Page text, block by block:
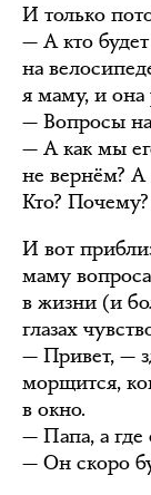
И только
— А кто
на
я маму, и она
— Вопросы
— А как мы
не вернём? А
Кто? Почему?
И вот
маму
в жизни (и
глазах
— Привет, —
морщится,
в окно.
— Папа, а где
— Он скоро